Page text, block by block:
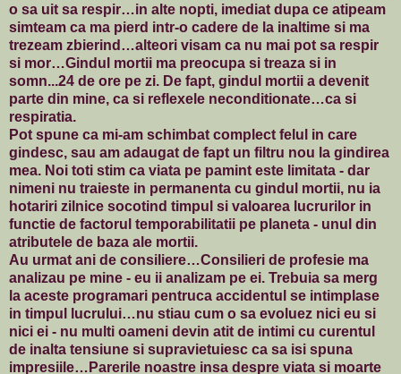
o sa uit sa respir…in alte nopti, imediat dupa ce atipeam
simteam ca ma pierd intr-o cadere de la inaltime si ma
trezeam zbierind…alteori visam ca nu mai pot sa respir
si mor…Gindul mortii ma preocupa si treaza si in
somn...24 de ore pe zi. De fapt, gindul mortii a devenit
parte din mine, ca si reflexele neconditionate…ca si
respiratia.
Pot spune ca mi-am schimbat complect felul in care
gindesc, sau am adaugat de fapt un filtru nou la gindirea
mea. Noi toti stim ca viata pe pamint este limitata - dar
nimeni nu traieste in permanenta cu gindul mortii, nu ia
hotariri zilnice socotind timpul si valoarea lucrurilor in
functie de factorul temporabilitatii pe planeta - unul din
atributele de baza ale mortii.
Au urmat ani de consiliere…Consilieri de profesie ma
analizau pe mine - eu ii analizam pe ei. Trebuia sa merg
la aceste programari pentruca accidentul se intimplase
in timpul lucrului…nu stiau cum o sa evoluez nici eu si
nici ei - nu multi oameni devin atit de intimi cu curentul
de inalta tensiune si supravietuiesc ca sa isi spuna
impresiile…Parerile noastre insa despre viata si moarte